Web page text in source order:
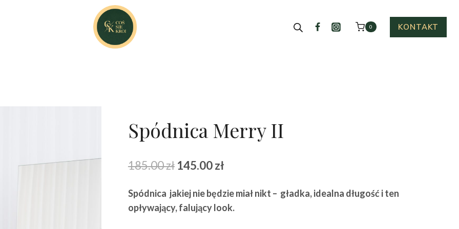
0 KONTAKT
Spódnica Merry II
185.00zł Pierwotna
wynosiła:
145.00złAktualna
wynosi:
Spódnica jakiej nie będzie miał nikt – gładka, idealna długość i ten
opływający, falujący look.